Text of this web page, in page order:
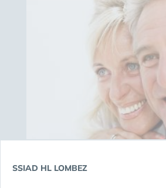
SSIAD HL LOMBEZ